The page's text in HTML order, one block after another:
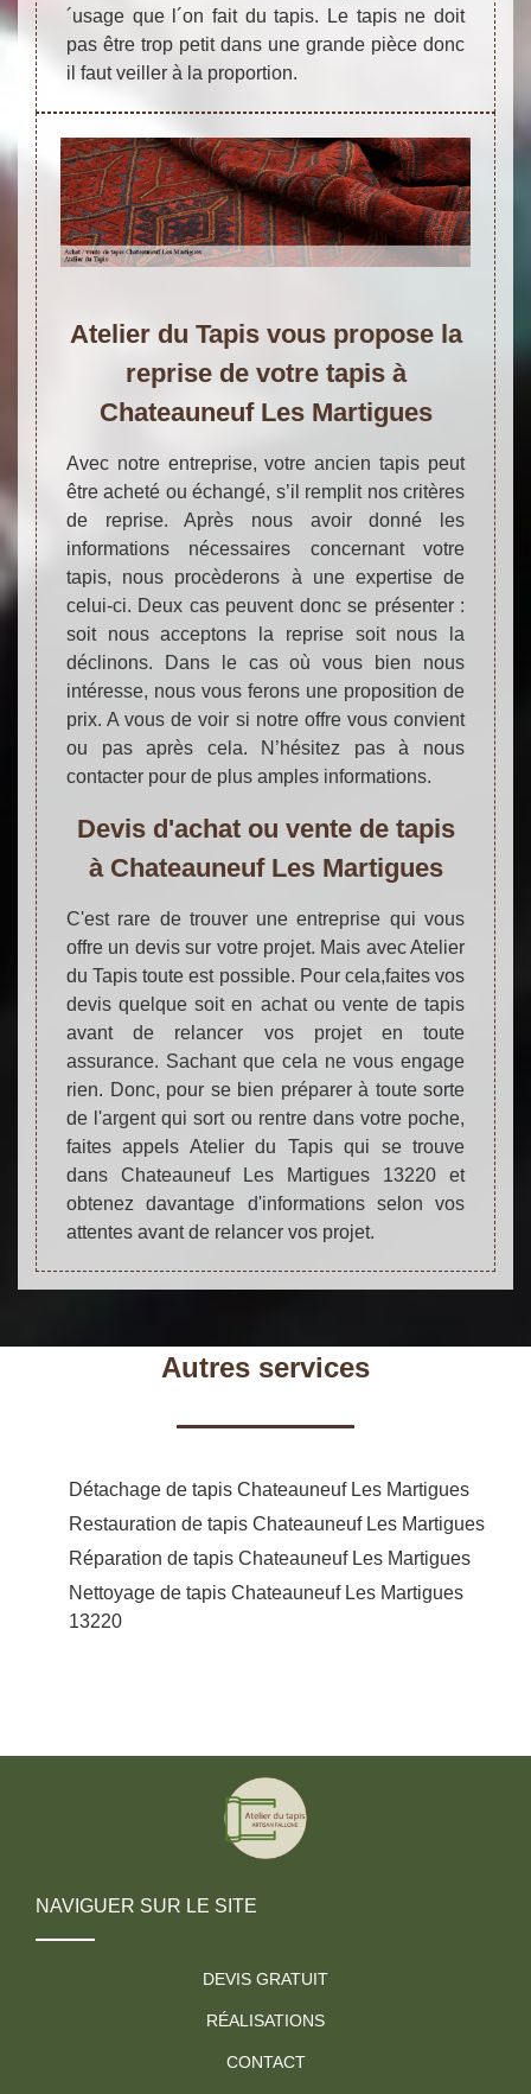
´usage que l´on fait du tapis. Le tapis ne doit
pas être trop petit dans une grande pièce donc
il faut veiller à la proportion.
Atelier du Tapis vous propose la
reprise de votre tapis à
Chateauneuf Les Martigues
Avec notre entreprise, votre ancien tapis peut
être acheté ou échangé, s’il remplit nos critères
de reprise. Après nous avoir donné les
informations nécessaires concernant votre
tapis, nous procèderons à une expertise de
celui-ci. Deux cas peuvent donc se présenter :
soit nous acceptons la reprise soit nous la
déclinons. Dans le cas où vous bien nous
intéresse, nous vous ferons une proposition de
prix. A vous de voir si notre offre vous convient
ou pas après cela. N’hésitez pas à nous
contacter pour de plus amples informations.
Devis d'achat ou vente de tapis
à Chateauneuf Les Martigues
C'est rare de trouver une entreprise qui vous
offre un devis sur votre projet. Mais avec Atelier
du Tapis toute est possible. Pour cela,faites vos
devis quelque soit en achat ou vente de tapis
avant de relancer vos projet en toute
assurance. Sachant que cela ne vous engage
rien. Donc, pour se bien préparer à toute sorte
de l'argent qui sort ou rentre dans votre poche,
faites appels Atelier du Tapis qui se trouve
dans Chateauneuf Les Martigues 13220 et
obtenez davantage d'informations selon vos
attentes avant de relancer vos projet.
Autres services
Détachage de tapis Chateauneuf Les Martigues
Restauration de tapis Chateauneuf Les Martigues
Réparation de tapis Chateauneuf Les Martigues
Nettoyage de tapis Chateauneuf Les Martigues
13220
NAVIGUER SUR LE SITE
DEVIS GRATUIT
RÉALISATIONS
CONTACT